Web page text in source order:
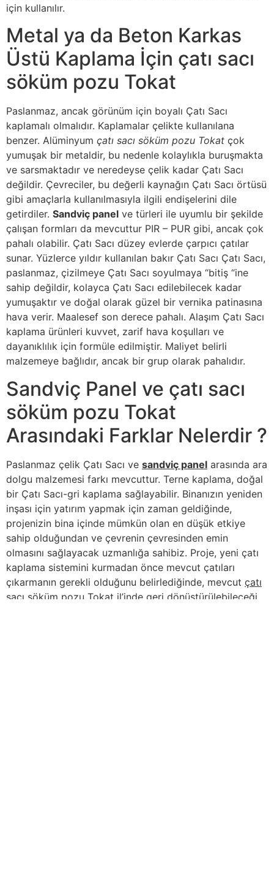
için kullanılır.
Metal ya da Beton Karkas
Üstü Kaplama İçin çatı sacı
söküm pozu Tokat
Paslanmaz, ancak görünüm için boyalı Çatı Sacı
kaplamalı olmalıdır. Kaplamalar çelikte kullanılana
benzer. Alüminyum çatı sacı söküm pozu Tokat çok
yumuşak bir metaldir, bu nedenle kolaylıkla buruşmakta
ve sarsmaktadır ve neredeyse çelik kadar Çatı Sacı
değildir. Çevreciler, bu değerli kaynağın Çatı Sacı örtüsü
gibi amaçlarla kullanılmasıyla ilgili endişelerini dile
getirdiler. Sandviç panel ve türleri ile uyumlu bir şekilde
çalışan formları da mevcuttur PIR – PUR gibi, ancak çok
pahalı olabilir. Çatı Sacı düzey evlerde çarpıcı çatılar
sunar. Yüzlerce yıldır kullanılan bakır Çatı Sacı Çatı Sacı,
paslanmaz, çizilmeye Çatı Sacı soyulmaya “bitiş “ine
sahip değildir, kolayca Çatı Sacı edilebilecek kadar
yumuşaktır ve doğal olarak güzel bir vernika patinasına
hava verir. Maalesef son derece pahalı. Alaşım Çatı Sacı
kaplama ürünleri kuvvet, zarif hava koşulları ve
dayanıklılık için formüle edilmiştir. Maliyet belirli
malzemeye bağlıdır, ancak bir grup olarak pahalıdır.
Sandviç Panel ve çatı sacı
söküm pozu Tokat
Arasındaki Farklar Nelerdir ?
Paslanmaz çelik Çatı Sacı ve sandviç panel arasında ara
dolgu malzemesi farkı mevcuttur. Terne kaplama, doğal
bir Çatı Sacı-gri kaplama sağlayabilir. Binanızın yeniden
inşası için yatırım yapmak için zaman geldiğinde,
projenizin bina içinde mümkün olan en düşük etkiye
sahip olduğundan ve çevrenin çevresinden emin
olmasını sağlayacak uzmanlığa sahibiz. Proje, yeni çatı
kaplama sistemini kurmadan önce mevcut çatıları
çıkarmanın gerekli olduğunu belirlediğinde, mevcut çatı
sacı söküm pozu Tokat il’inde geri dönüştürülebileceği